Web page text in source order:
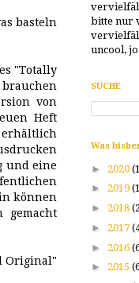
basteln
"Totally
brauchen
von
Heft
erhältlich
und eine
können
gemacht
Original"
bitte nur
uncool,
SUCHE
Was
► 2020
► 2019
► 2018
► 2017
► 2016
► 2015